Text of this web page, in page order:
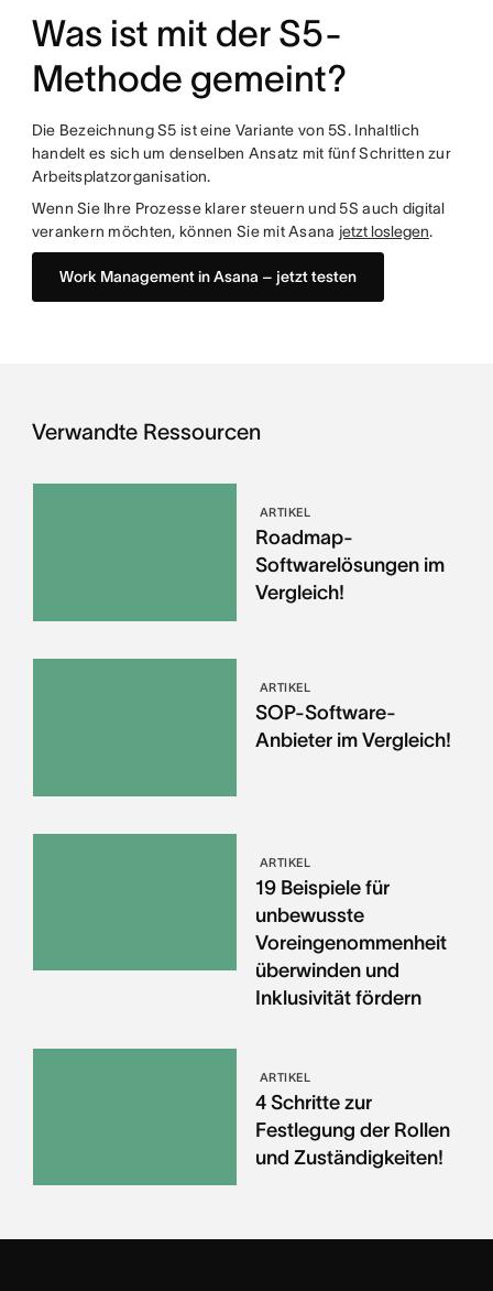
Was ist mit der S5-
Methode gemeint?
Die Bezeichnung S5 ist eine Variante von 5S. Inhaltlich
handelt es sich um denselben Ansatz mit fünf Schritten zur
Arbeitsplatzorganisation.
Wenn Sie Ihre Prozesse klarer steuern und 5S auch digital
verankern möchten, können Sie mit Asana jetzt loslegen.
Work Management in Asana – jetzt testen
Verwandte Ressourcen
ARTIKEL
Roadmap-
Softwarelösungen im
Vergleich!
ARTIKEL
SOP-Software-
Anbieter im Vergleich!
ARTIKEL
19 Beispiele für
unbewusste
Voreingenommenheit
überwinden und
Inklusivität fördern
ARTIKEL
4 Schritte zur
Festlegung der Rollen
und Zuständigkeiten!